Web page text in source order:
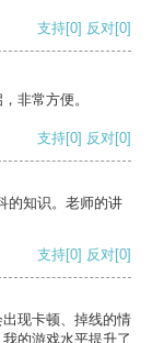
支持[0] 反对[0]
非常方便。
支持[0] 反对[0]
的知识。老师的讲
支持[0] 反对[0]
现卡顿、掉线的情
的游戏水平提升了